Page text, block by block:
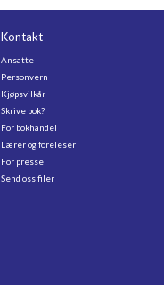
Kontakt
Ansatte
Personvern
Kjøpsvilkår
Skrive bok?
For bokhandel
Lærer og foreleser
For presse
Send oss filer